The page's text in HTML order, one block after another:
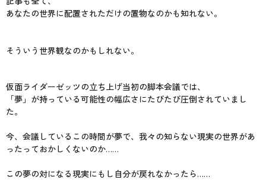
あなたの世界に配置されただけの置物なのかも知れない。
そういう世界観なのかもしれない。
仮面ライダーゼッツの立ち上げ当初の脚本会議では、
「夢」が持っている可能性の幅広さにたびたび圧倒されていまし
た。
今、会議しているこの時間が夢で、我々の知らない現実の世界があ
ったっておかしくないのか……
この夢の対になる現実にもし自分が戻れなかったら……